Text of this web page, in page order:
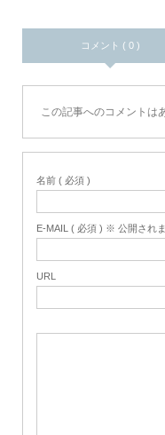
コメント ( 0 )
この記事へのコメントは
名前 ( 必須 )
E-MAIL ( 必須 ) ※ 公開され
URL